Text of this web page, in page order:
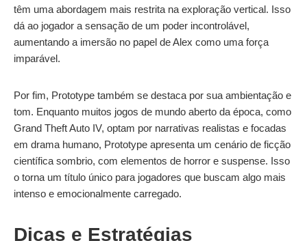
têm uma abordagem mais restrita na exploração vertical. Isso
dá ao jogador a sensação de um poder incontrolável,
aumentando a imersão no papel de Alex como uma força
imparável.
Por fim, Prototype também se destaca por sua ambientação e
tom. Enquanto muitos jogos de mundo aberto da época, como
Grand Theft Auto IV, optam por narrativas realistas e focadas
em drama humano, Prototype apresenta um cenário de ficção
científica sombrio, com elementos de horror e suspense. Isso
o torna um título único para jogadores que buscam algo mais
intenso e emocionalmente carregado.
Dicas e Estratégias